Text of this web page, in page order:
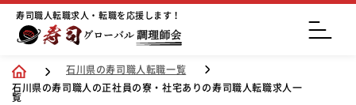
寿司職人転職求人・転職を応援します！
石川県の寿司職人転職一覧
石川県の寿司職人の正社員の寮・社宅ありの寿司職人転職求人一
覧